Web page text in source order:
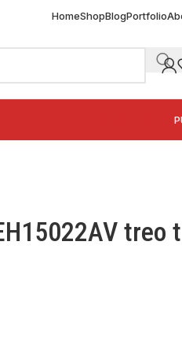
HomeShopBlogPortfolio
treo